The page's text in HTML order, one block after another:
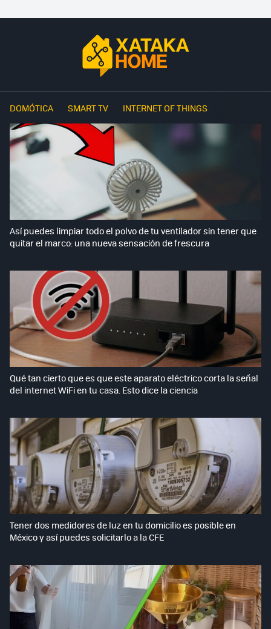
DOMÓTICA SMART TV INTERNET OF THINGS
Así puedes limpiar todo el polvo de tu ventilador sin tener que
quitar el marco: una nueva sensación de frescura
Qué tan cierto que es que este aparato eléctrico corta la señal
del internet WiFi en tu casa. Esto dice la ciencia
Tener dos medidores de luz en tu domicilio es posible en
México y así puedes solicitarlo a la CFE